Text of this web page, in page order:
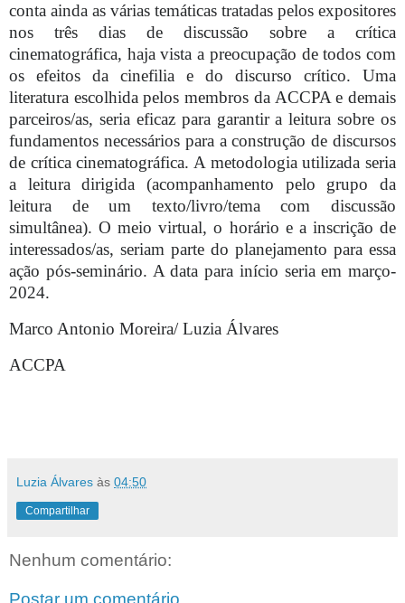
conta ainda as várias temáticas tratadas pelos expositores
nos três dias de discussão sobre a crítica
cinematográfica, haja vista a preocupação de todos com
os efeitos da cinefilia e do discurso crítico. Uma
literatura escolhida pelos membros da ACCPA e demais
parceiros/as, seria eficaz para garantir a leitura sobre os
fundamentos necessários para a construção de discursos
de crítica cinematográfica. A metodologia utilizada seria
a leitura dirigida (acompanhamento pelo grupo da
leitura de um texto/livro/tema com discussão
simultânea). O meio virtual, o horário e a inscrição de
interessados/as, seriam parte do planejamento para essa
ação pós-seminário. A data para início seria em março-
2024.
Marco Antonio Moreira/ Luzia Álvares
ACCPA
Luzia Álvares às 04:50
Compartilhar
Nenhum comentário:
Postar um comentário